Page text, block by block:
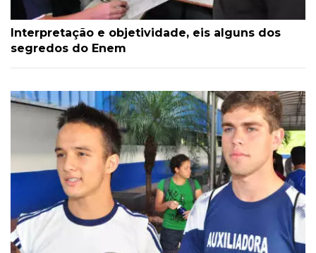
Interpretação e objetividade, eis alguns dos
segredos do Enem